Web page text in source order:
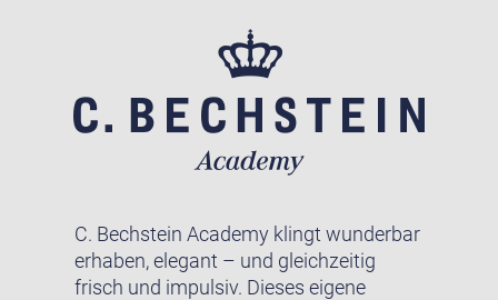
C. Bechstein Academy klingt wunderbar
erhaben, elegant – und gleichzeitig
frisch und impulsiv. Dieses eigene